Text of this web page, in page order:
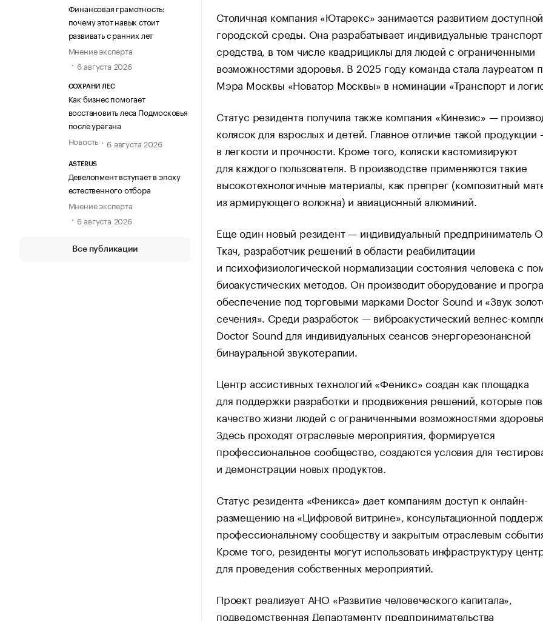
Финансовая грамотность:
почему этот навык стоит
развивать с ранних лет
Мнение эксперта
6 августа 2026
СОХРАНИ ЛЕС
Как бизнес помогает
восстановить леса Подмосковья
после урагана
Новость
6 августа 2026
ASTERUS
Девелопмент вступает в эпоху
естественного отбора
Мнение эксперта
6 августа 2026
Все публикации
Столичная компания «Ютарекс» занимается развитием доступной
городской среды. Она разрабатывает индивидуальные
средства, в том числе квадрициклы для людей с ограниченными
возможностями здоровья. В 2025 году команда стала лауреатом
Мэра Москвы «Новатор Москвы» в номинации «Транспорт и
Статус резидента получила также компания «Кинезис» —
колясок для взрослых и детей. Главное отличие такой продукции
в легкости и прочности. Кроме того, коляски кастомизируют
для каждого пользователя. В производстве применяются такие
высокотехнологичные материалы, как препрег (композитный
из армирующего волокна) и авиационный алюминий.
Еще один новый резидент — индивидуальный предприниматель
Ткач, разработчик решений в области реабилитации
и психофизиологической нормализации состояния человека с
биоакустических методов. Он производит оборудование и
обеспечение под торговыми марками Doctor Sound и «Звук
сечения». Среди разработок — виброакустический велнес-
Doctor Sound для индивидуальных сеансов энергорезонансной
бинауральной звукотерапии.
Центр ассистивных технологий «Феникс» создан как площадка
для поддержки разработки и продвижения решений, которые
качество жизни людей с ограниченными возможностями здоровья.
Здесь проходят отраслевые мероприятия, формируется
профессиональное сообщество, создаются условия для
и демонстрации новых продуктов.
Статус резидента «Феникса» дает компаниям доступ к онлайн-
размещению на «Цифровой витрине», консультационной
профессиональному сообществу и закрытым отраслевым
Кроме того, резиденты могут использовать инфраструктуру
для проведения собственных мероприятий.
Проект реализует АНО «Развитие человеческого капитала»,
подведомственная Департаменту предпринимательства